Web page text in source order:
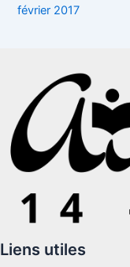
février 2017
Liens utiles